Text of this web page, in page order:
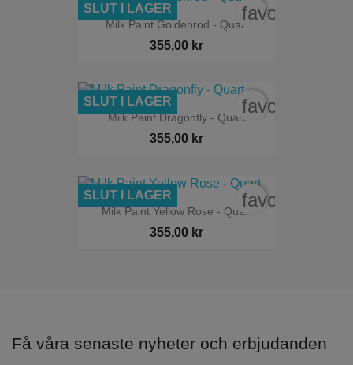
Milk Paint Goldenrod - Quart
355,00 kr
SLUT I LAGER
Milk Paint Dragonfly - Quart
355,00 kr
SLUT I LAGER
Milk Paint Yellow Rose - Quart
355,00 kr
SLUT I LAGER
Få våra senaste nyheter och erbjudanden